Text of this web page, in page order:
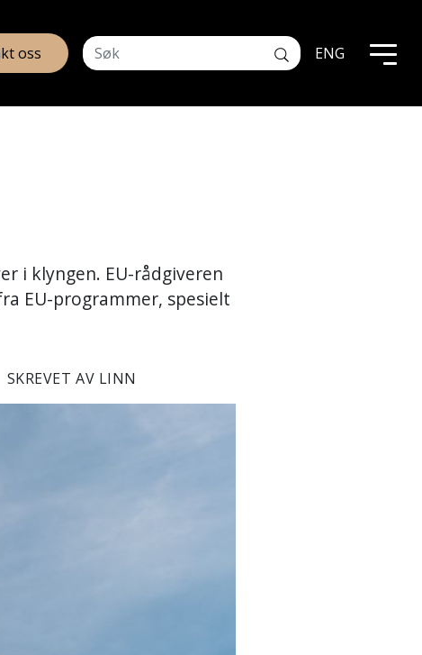
oss ENG
i klyngen. EU-rådgiveren
EU-programmer, spesielt
SKREVET AV LINN